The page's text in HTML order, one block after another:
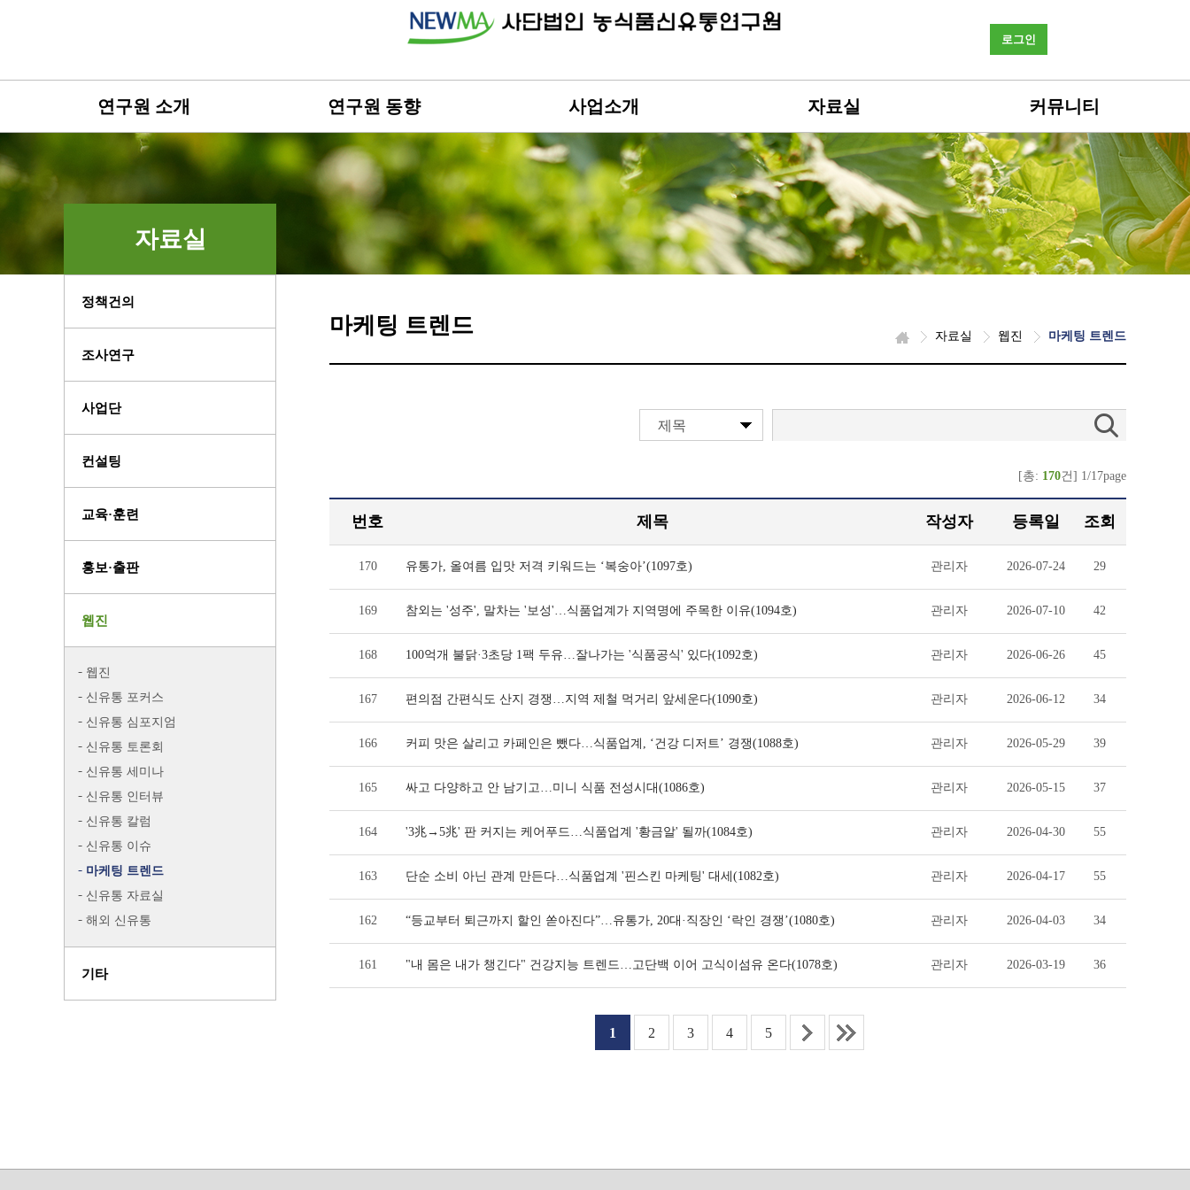
로그인
연구원 소개 연구원 동향 사업소개 자료실 커뮤니티
자료실
정책건의
조사연구
사업단
컨설팅
교육·훈련
홍보·출판
웹진
웹진
신유통 포커스
신유통 심포지엄
신유통 토론회
신유통 세미나
신유통 인터뷰
신유통 칼럼
신유통 이슈
마케팅 트렌드
신유통 자료실
해외 신유통
기타
마케팅 트렌드 자료실 웹진 마케팅 트렌드
제목
[총: 170건] 1/17page
번호 제목 작성자 등록일 조회
170 유통가, 올여름 입맛 저격 키워드는 ‘복숭아’(1097호) 관리자 2026-07-24 29
169 참외는 '성주', 말차는 '보성'…식품업계가 지역명에 주목한 이유(1094호) 관리자 2026-07-10 42
168 100억개 불닭·3초당 1팩 두유…잘나가는 '식품공식' 있다(1092호) 관리자 2026-06-26 45
167 편의점 간편식도 산지 경쟁…지역 제철 먹거리 앞세운다(1090호) 관리자 2026-06-12 34
166 커피 맛은 살리고 카페인은 뺐다…식품업계, ‘건강 디저트’ 경쟁(1088호) 관리자 2026-05-29 39
165 싸고 다양하고 안 남기고…미니 식품 전성시대(1086호) 관리자 2026-05-15 37
164 '3兆→5兆' 판 커지는 케어푸드…식품업계 '황금알' 될까(1084호) 관리자 2026-04-30 55
163 단순 소비 아닌 관계 만든다…식품업계 '핀스킨 마케팅' 대세(1082호) 관리자 2026-04-17 55
162 “등교부터 퇴근까지 할인 쏟아진다”…유통가, 20대·직장인 ‘락인 경쟁’(1080호) 관리자 2026-04-03 34
161 "내 몸은 내가 챙긴다" 건강지능 트렌드…고단백 이어 고식이섬유 온다(1078호) 관리자 2026-03-19 36
1 2 3 4 5